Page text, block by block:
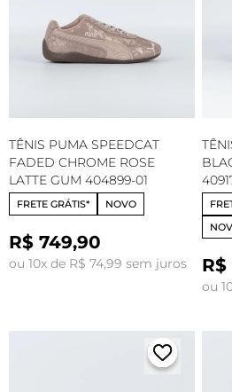
TÊNIS PUMA SPEEDCAT
FADED CHROME ROSE
LATTE GUM 404899-01
FRETE GRÁTIS* NOVO
R$ 749,90
ou 10x de R$ 74,99 sem juros R$
ou